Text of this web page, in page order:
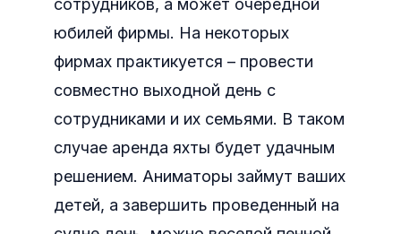
сотрудников, а может очередной
юбилей фирмы. На некоторых
фирмах практикуется – провести
совместно выходной день с
сотрудниками и их семьями. В таком
случае аренда яхты будет удачным
решением. Аниматоры займут ваших
детей, а завершить проведенный на